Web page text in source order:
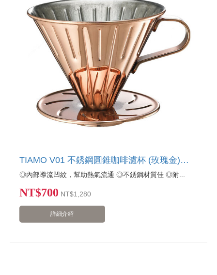
TIAMO V01 不銹鋼圓錐咖啡濾杯 (玫瑰金)附量匙濾紙
◎內部導流凹紋，幫助熱氣流通 ◎不銹鋼材質佳 ◎附...
NT$700 NT$1,280
詳細介紹